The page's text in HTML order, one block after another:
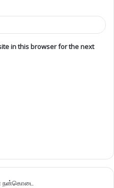
in this browser for the next
நன்கொடை